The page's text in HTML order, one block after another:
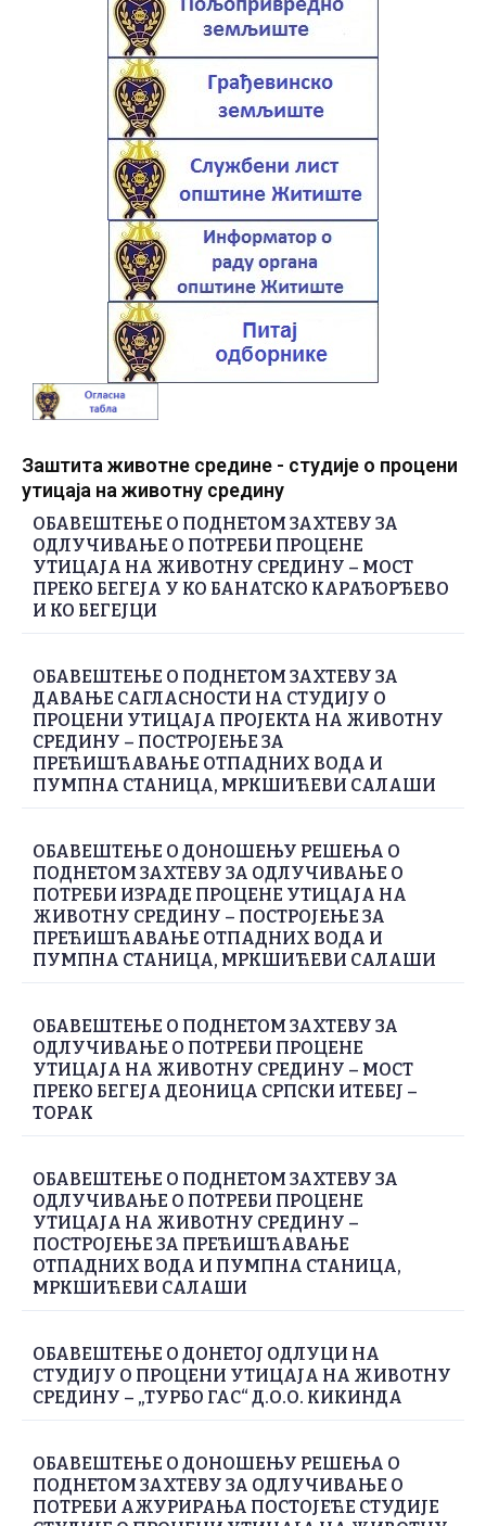
Заштита животне средине - студије о процени
утицаја на животну средину
ОБАВЕШТЕЊЕ О ПОДНЕТОМ ЗАХТЕВУ ЗА
ОДЛУЧИВАЊЕ О ПОТРЕБИ ПРОЦЕНЕ
УТИЦАЈА НА ЖИВОТНУ СРЕДИНУ – МОСТ
ПРЕКО БЕГЕЈА У КО БАНАТСКО КАРАЂОРЂЕВО
И КО БЕГЕЈЦИ
ОБАВЕШТЕЊЕ О ПОДНЕТОМ ЗАХТЕВУ ЗА
ДАВАЊЕ САГЛАСНОСТИ НА СТУДИЈУ О
ПРОЦЕНИ УТИЦАЈА ПРОЈЕКТА НА ЖИВОТНУ
СРЕДИНУ – ПОСТРОЈЕЊЕ ЗА
ПРЕЋИШЋАВАЊЕ ОТПАДНИХ ВОДА И
ПУМПНА СТАНИЦА, МРКШИЋЕВИ САЛАШИ
ОБАВЕШТЕЊЕ О ДОНОШЕЊУ РЕШЕЊА О
ПОДНЕТОМ ЗАХТЕВУ ЗА ОДЛУЧИВАЊЕ О
ПОТРЕБИ ИЗРАДЕ ПРОЦЕНЕ УТИЦАЈА НА
ЖИВОТНУ СРЕДИНУ – ПОСТРОЈЕЊЕ ЗА
ПРЕЋИШЋАВАЊЕ ОТПАДНИХ ВОДА И
ПУМПНА СТАНИЦА, МРКШИЋЕВИ САЛАШИ
ОБАВЕШТЕЊЕ О ПОДНЕТОМ ЗАХТЕВУ ЗА
ОДЛУЧИВАЊЕ О ПОТРЕБИ ПРОЦЕНЕ
УТИЦАЈА НА ЖИВОТНУ СРЕДИНУ – МОСТ
ПРЕКО БЕГЕЈА ДЕОНИЦА СРПСКИ ИТЕБЕЈ –
ТОРАК
ОБАВЕШТЕЊЕ О ПОДНЕТОМ ЗАХТЕВУ ЗА
ОДЛУЧИВАЊЕ О ПОТРЕБИ ПРОЦЕНЕ
УТИЦАЈА НА ЖИВОТНУ СРЕДИНУ –
ПОСТРОЈЕЊЕ ЗА ПРЕЋИШЋАВАЊЕ
ОТПАДНИХ ВОДА И ПУМПНА СТАНИЦА,
МРКШИЋЕВИ САЛАШИ
ОБАВЕШТЕЊЕ О ДОНЕТОЈ ОДЛУЦИ НА
СТУДИЈУ О ПРОЦЕНИ УТИЦАЈА НА ЖИВОТНУ
СРЕДИНУ – „ТУРБО ГАС“ Д.О.О. КИКИНДА
ОБАВЕШТЕЊЕ О ДОНОШЕЊУ РЕШЕЊА О
ПОДНЕТОМ ЗАХТЕВУ ЗА ОДЛУЧИВАЊЕ О
ПОТРЕБИ АЖУРИРАЊА ПОСТОЈЕЋЕ СТУДИЈЕ